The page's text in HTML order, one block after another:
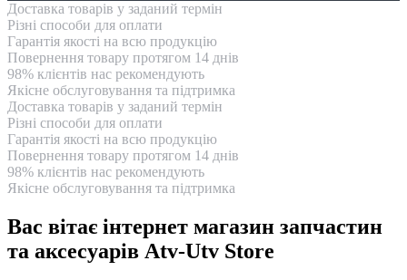
Доставка товарів у заданий термін
Різні способи для оплати
Гарантія якості на всю продукцію
Повернення товару протягом 14 днів
98% клієнтів нас рекомендують
Якісне обслуговування та підтримка
Доставка товарів у заданий термін
Різні способи для оплати
Гарантія якості на всю продукцію
Повернення товару протягом 14 днів
98% клієнтів нас рекомендують
Якісне обслуговування та підтримка
Вас вітає інтернет магазин запчастин
та аксесуарів Atv-Utv Store